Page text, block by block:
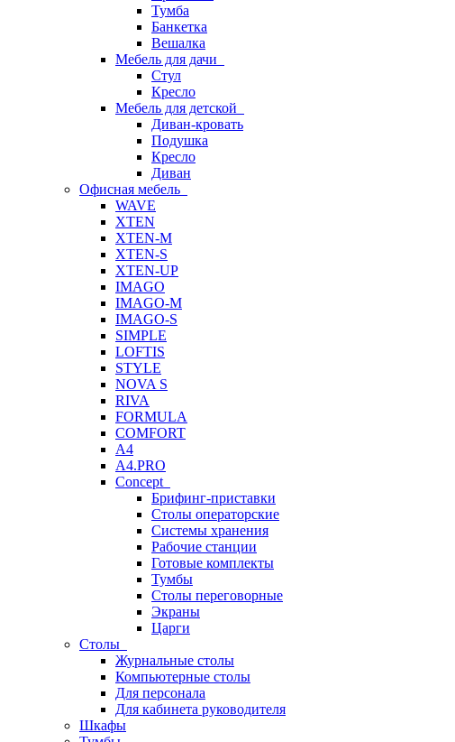
Тумба
Банкетка
Вешалка
Мебель для дачи
Стул
Кресло
Мебель для детской
Диван-кровать
Подушка
Кресло
Диван
Офисная мебель
WAVE
XTEN
XTEN-M
XTEN-S
XTEN-UP
IMAGO
IMAGO-M
IMAGO-S
SIMPLE
LOFTIS
STYLE
NOVA S
RIVA
FORMULA
COMFORT
A4
A4.PRO
Concept
Брифинг-приставки
Столы операторские
Системы хранения
Рабочие станции
Готовые комплекты
Тумбы
Столы переговорные
Экраны
Царги
Столы
Журнальные столы
Компьютерные столы
Для персонала
Для кабинета руководителя
Шкафы